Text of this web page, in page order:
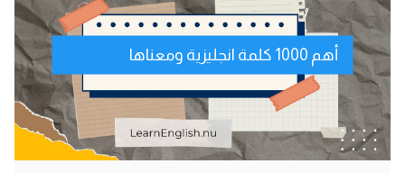
أهم 1000 كلمة انجليزية ومعناها